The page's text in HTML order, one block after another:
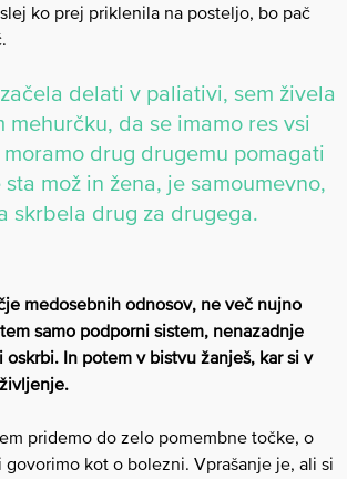
ko prej priklenila na posteljo, bo pač
delati v paliativi, sem živela
mehurčku, da se imamo res vsi
drug drugemu pomagati
mož in žena, je samoumevno,
skrbela drug za drugega.
medosebnih odnosov, ne več nujno
samo podporni sistem, nenazadnje
oskrbi. In potem v bistvu žanješ, kar si v
pridemo do zelo pomembne točke, o
govorimo kot o bolezni. Vprašanje je, ali si